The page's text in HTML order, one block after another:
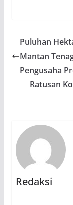
Puluhan
Mantan
Pengusaha
Ratusan
Redaksi